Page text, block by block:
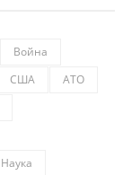
Война
США
АТО
Наука